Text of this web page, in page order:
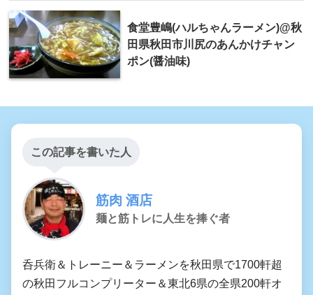
食堂豊嶋(ハルちゃんラーメン)@秋
田県秋田市川尻のあんかけチャン
ポン(醤油味)
この記事を書いた人
筋肉 酒店
麺と筋トレに人生を捧ぐ者
呑兵衛＆トレーニー＆ラーメンを秋田県で1700軒超
の秋田フルコンプリーター＆東北6県の全県200軒オ